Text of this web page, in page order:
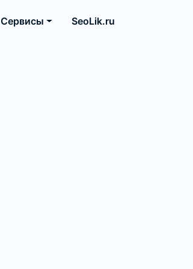
Сервисы SeoLik.ru